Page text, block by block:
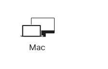
Mac